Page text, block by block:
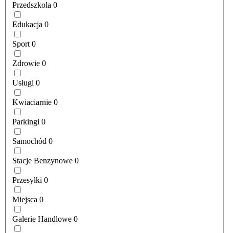
Przedszkola 0
Edukacja 0
Sport 0
Zdrowie 0
Usługi 0
Kwiaciarnie 0
Parkingi 0
Samochód 0
Stacje Benzynowe 0
Przesyłki 0
Miejsca 0
Galerie Handlowe 0